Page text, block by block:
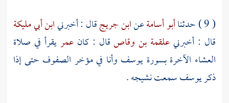
( 9 ) حدثنا
أبو أسامةعنابن جريجقال : أخبرنيابن أبي مليكة
قال : أخبرنيعلقمة بن وقاصقال : كانعمريقرأ في صلاة
العشاء الآخرة بسورة يوسف وأنا في مؤخر الصفوف حتى إذا
ذكريوسفسمعت نشيجه .